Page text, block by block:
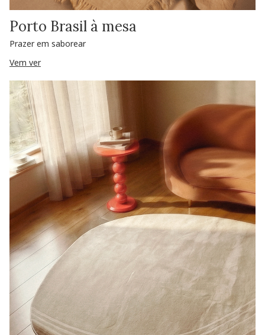
Porto Brasil à mesa
Prazer em saborear
Vem ver